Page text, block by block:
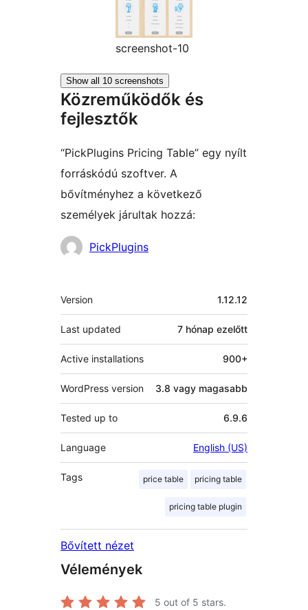
screenshot-10
Show all 10 screenshots
Közreműködők és
fejlesztők
“PickPlugins Pricing Table” egy nyílt
forráskódú szoftver. A
bővítményhez a következő
személyek járultak hozzá:
Közreműködők
PickPlugins
Meta
Version 1.12.12
Last updated 7 hónap ezelőtt
Active installations 900+
WordPress version 3.8 vagy magasabb
Tested up to 6.9.6
Language English (US)
Tags price table pricing table
pricing table plugin
Bővített nézet
Vélemények
5 out of 5 stars.